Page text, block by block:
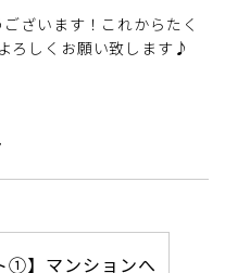
ざいます！これからたく
ろしくお願い致します♪
①】マンションへ